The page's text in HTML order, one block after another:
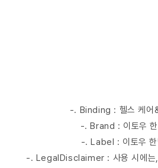
-. Binding : 헬스 케어
-. Brand : 이토우
-. Label : 이토우 한
-. LegalDisclaimer : 사용 시에는,